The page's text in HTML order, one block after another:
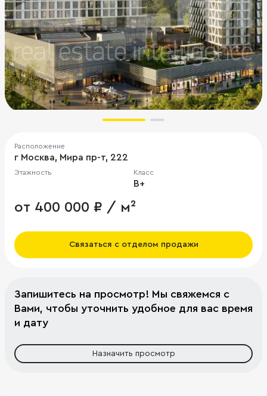
Расположение
г Москва, Мира пр-т, 222
Этажность Класс
B+
от 400 000 ₽ / м²
Связаться с отделом продажи
Запишитесь на просмотр! Мы свяжемся с
Вами, чтобы уточнить удобное для вас время
и дату
Назначить просмотр